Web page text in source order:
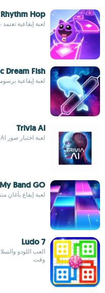
Hop
لعبة إيقاعية
Dream Fish
لعبة إيقاعية
Trivia AI
لعبة اختبار صور AI مع مالاين، وتشغيل دون اتصال، ومكافآت يومية
Band GO!
لعبة إيقاع بأغانٍ
Ludo 7
العب اللودو
وقت